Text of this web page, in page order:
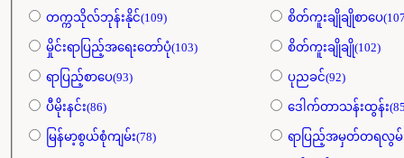
တက္ကသိုလ်ဘုန်းနိုင်(109) စိတ်ကူးချိုချိုစာပေ
မှိုင်းရာပြည့်အရေးတော်ပုံ(103) စိတ်ကူးချိုချို(102)
ရာပြည့်စာပေ(93) ပုညခင်(92)
ပီမိုးနင်း(86) ဒေါက်တာသန်းထွန်း
မြန်မာ့စွယ်စုံကျမ်း(78) ရာပြည့်အမှတ်တရလွမ်